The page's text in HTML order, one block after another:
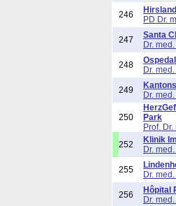
246
PD Dr.
247
Santa
Dr.
248
Dr.
249
Dr.
250
Park
Prof.
252
Klinik
Dr.
255
Dr.
256
Hôpital
Dr.